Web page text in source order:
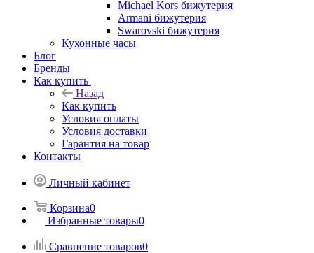
Michael Kors бижутерия
Armani бижутерия
Swarovski бижутерия
Кухонные часы
Блог
Бренды
Как купить
Назад
Как купить
Условия оплаты
Условия доставки
Гарантия на товар
Контакты
Личный кабинет
Корзина0
Избранные товары0
Сравнение товаров0